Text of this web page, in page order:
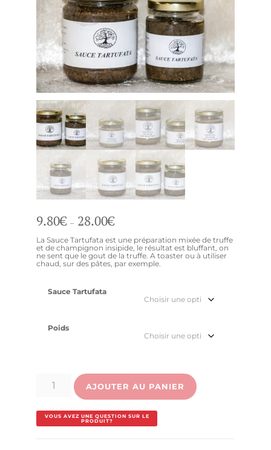
9.80€ – 28.00€Plage
de
9.80€
à
28.00€
La Sauce Tartufata est une préparation mixée de truffe
et de champignon insipide, le résultat est bluffant, on
ne sent que le gout de la truffe. A toaster ou à utiliser
chaud, sur des pâtes, par exemple.
Sauce Tartufata
Poids
AJOUTER AU PANIER